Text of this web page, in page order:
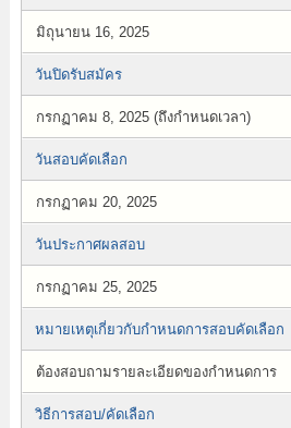
มิถุนายน 16, 2025
วันปิดรับสมัคร
กรกฏาคม 8, 2025 (ถึงกำหนดเวลา)
วันสอบคัดเลือก
กรกฏาคม 20, 2025
วันประกาศผลสอบ
กรกฏาคม 25, 2025
หมายเหตุเกี่ยวกับกำหนดการสอบคัดเลือก
ต้องสอบถามรายละเอียดของกำหนดการ
วิธีการสอบ/คัดเลือก